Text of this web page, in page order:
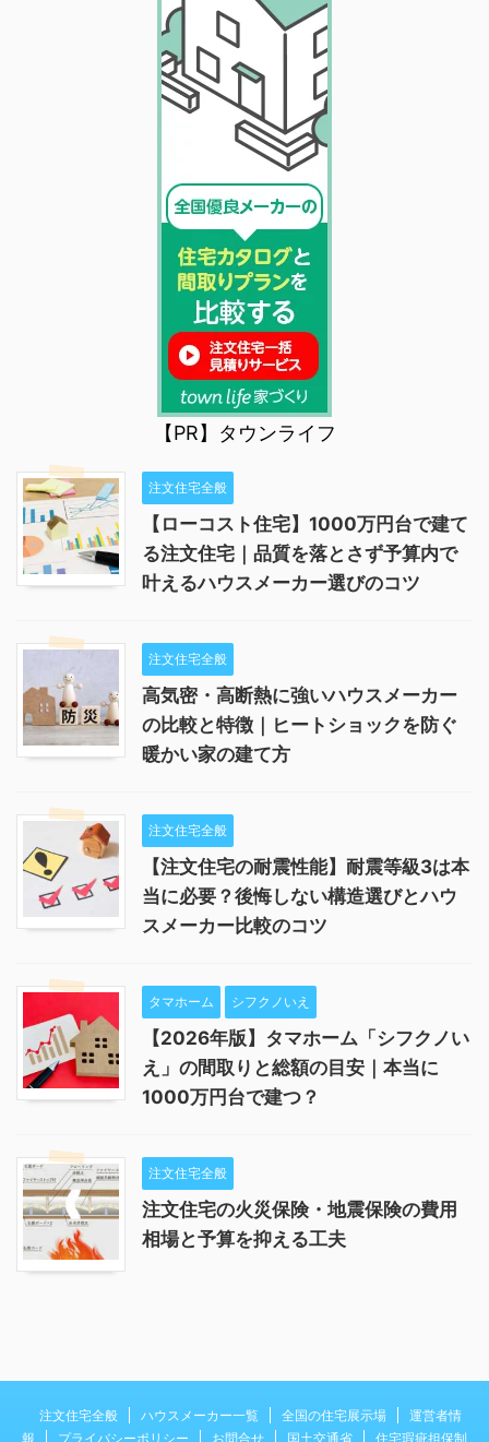
【PR】タウンライフ
注文住宅全般
【ローコスト住宅】1000万円台で建て
る注文住宅｜品質を落とさず予算内で
叶えるハウスメーカー選びのコツ
注文住宅全般
高気密・高断熱に強いハウスメーカー
の比較と特徴｜ヒートショックを防ぐ
暖かい家の建て方
注文住宅全般
【注文住宅の耐震性能】耐震等級3は本
当に必要？後悔しない構造選びとハウ
スメーカー比較のコツ
タマホーム シフクノいえ
【2026年版】タマホーム「シフクノい
え」の間取りと総額の目安｜本当に
1000万円台で建つ？
注文住宅全般
注文住宅の火災保険・地震保険の費用
相場と予算を抑える工夫
注文住宅全般 ハウスメーカー一覧 全国の住宅展示場
運営者情
報
プライバシーポリシー お問合せ 国土交通省 住宅瑕疵担保制